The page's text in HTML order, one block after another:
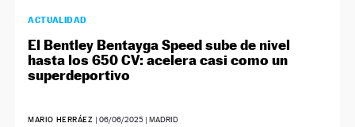
ACTUALIDAD
El Bentley Bentayga Speed sube de nivel
hasta los 650 CV: acelera casi como un
superdeportivo
MARIO HERRÁEZ | 06/06/2025| MADRID